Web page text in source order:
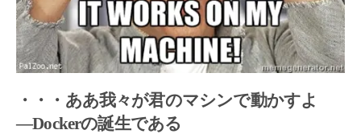
・・・ああ我々が君のマシンで動かすよ
―Dockerの誕生である